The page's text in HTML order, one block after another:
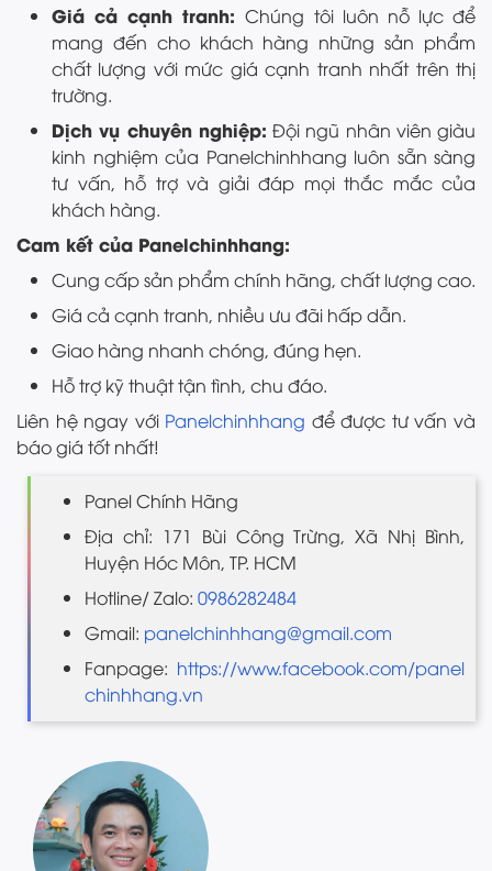
Giá cả cạnh tranh:Chúng tôi luôn nỗ lực để
mang đến cho khách hàng những sản phẩm
chất lượng với mức giá cạnh tranh nhất trên thị
trường.
Dịch vụ chuyên nghiệp: Đội ngũ nhân viên giàu
kinh nghiệm của Panelchinhhang luôn sẵn sàng
tư vấn, hỗ trợ và giải đáp mọi thắc mắc của
khách hàng.
Cam kết của Panelchinhhang:
Cung cấp sản phẩm chính hãng, chất lượng cao.
Giá cả cạnh tranh, nhiều ưu đãi hấp dẫn.
Giao hàng nhanh chóng, đúng hẹn.
Hỗ trợ kỹ thuật tận tình, chu đáo.
Liên hệ ngay với Panelchinhhang để được tư vấn và
báo giá tốt nhất!
Panel Chính Hãng
Địa chỉ: 171 Bùi Công Trừng, Xã Nhị Bình,
Huyện Hóc Môn, TP. HCM
Hotline/ Zalo: 0986282484
Gmail: panelchinhhang@gmail.com
Fanpage: https://www.facebook.com/panel
chinhhang.vn